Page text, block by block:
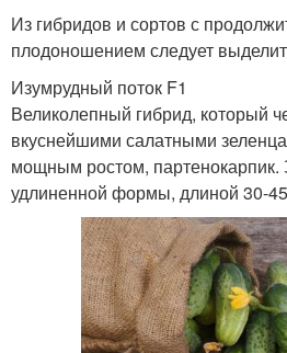
Из гибридов и сортов с
плодоношением следует
Изумрудный поток F1
Великолепный гибрид, который
вкуснейшими салатными
мощным ростом, партенокарпик.
удлиненной формы, длиной 30-